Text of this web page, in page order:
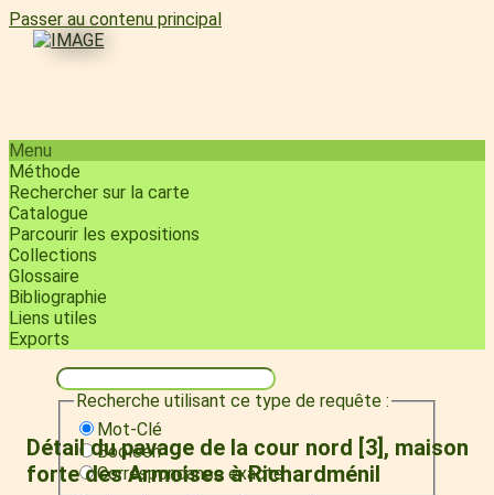
Passer au contenu principal
Menu
Méthode
Rechercher sur la carte
Catalogue
Parcourir les expositions
Collections
Glossaire
Bibliographie
Liens utiles
Exports
Recherche utilisant ce type de requête :
Mot-Clé
Booléen
Correspondance exacte
Détail du pavage de la cour nord [3], maison
forte des Armoises à Richardménil